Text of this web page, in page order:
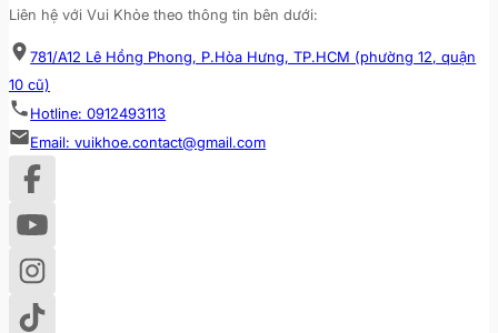
Liên hệ với Vui Khỏe theo thông tin bên dưới:
781/A12 Lê Hồng Phong, P.Hòa Hưng, TP.HCM (phường 12, quận
10 cũ)
Hotline: 0912493113
Email: vuikhoe.contact@gmail.com